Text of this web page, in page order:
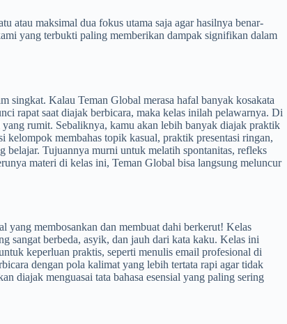
atau maksimal dua fokus utama saja agar hasilnya benar-
yang terbukti paling memberikan dampak signifikan dalam
singkat. Kalau Teman Global merasa hafal banyak kosakata
rapat saat diajak berbicara, maka kelas inilah pelawarnya. Di
rumit. Sebaliknya, kamu akan lebih banyak diajak praktik
kelompok membahas topik kasual, praktik presentasi ringan,
belajar. Tujuannya murni untuk melatih spontanitas, refleks
materi di kelas ini, Teman Global bisa langsung meluncur
yang membosankan dan membuat dahi berkerut! Kelas
sangat berbeda, asyik, dan jauh dari kata kaku. Kelas ini
keperluan praktis, seperti menulis email profesional di
dengan pola kalimat yang lebih tertata rapi agar tidak
diajak menguasai tata bahasa esensial yang paling sering